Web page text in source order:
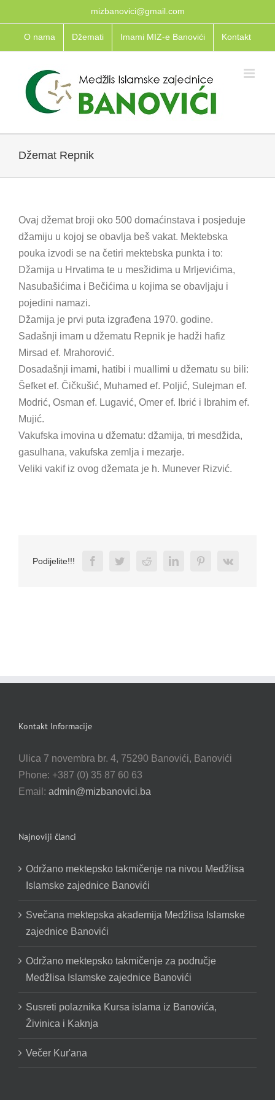
to
content
mizbanovici@gmail.com
O nama Džemati Imami MIZ-e Banovići Kontakt
Džemat Repnik
Ovaj džemat broji oko 500 domaćinstava i posjeduje
džamiju u kojoj se obavlja beš vakat. Mektebska
pouka izvodi se na četiri mektebska punkta i to:
Džamija u Hrvatima te u mesžidima u Mrljevićima,
Nasubašićima i Bečićima u kojima se obavljaju i
pojedini namazi.
Džamija je prvi puta izgrađena 1970. godine.
Sadašnji imam u džematu Repnik je hadži hafiz
Mirsad ef. Mrahorović.
Dosadašnji imami, hatibi i muallimi u džematu su bili:
Šefket ef. Čičkušić, Muhamed ef. Poljić, Sulejman ef.
Modrić, Osman ef. Lugavić, Omer ef. Ibrić i Ibrahim ef.
Mujić.
Vakufska imovina u džematu: džamija, tri mesdžida,
gasulhana, vakufska zemlja i mezarje.
Veliki vakif iz ovog džemata je h. Munever Rizvić.
Podijelite!!! FacebookTwitterRedditLinkedInPinterestVk
Kontakt Informacije
Ulica 7 novembra br. 4, 75290 Banovići, Banovići
Phone: +387 (0) 35 87 60 63
Email: admin@mizbanovici.ba
Najnoviji članci
Održano mektepsko takmičenje na nivou Medžlisa
Islamske zajednice Banovići
Svečana mektepska akademija Medžlisa Islamske
zajednice Banovići
Održano mektepsko takmičenje za područje
Medžlisa Islamske zajednice Banovići
Susreti polaznika Kursa islama iz Banovića,
Živinica i Kaknja
Večer Kur'ana